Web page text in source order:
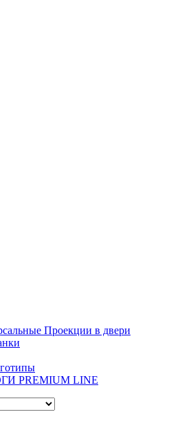
Проекции в двери
PREMIUM LINE